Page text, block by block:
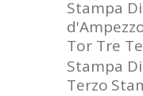
Stampa
Tor Tre
Stampa
Terzo